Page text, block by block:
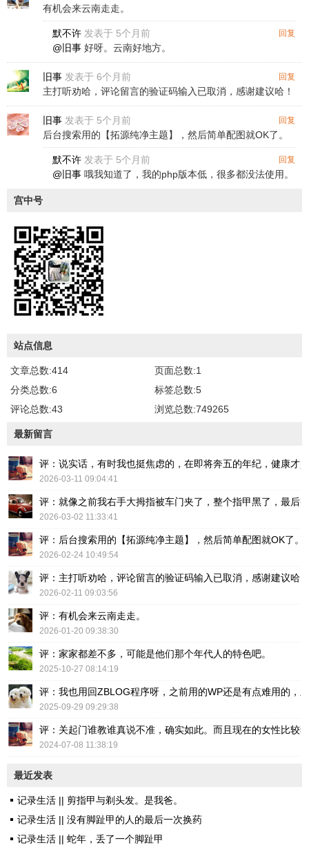
有机会来云南走走。
默不许 发表于 5个月前 回复
@旧事 好呀。云南好地方。
旧事 发表于 6个月前 回复
主打听劝哈，评论留言的验证码输入已取消，感谢建议哈！
旧事 发表于 5个月前 回复
后台搜索用的【拓源纯净主题】，然后简单配图就OK了。
默不许 发表于 5个月前 回复
@旧事 哦我知道了，我的php版本低，很多都没法使用。
宫中号
站点信息
文章总数:414
页面总数:1
分类总数:6
标签总数:5
评论总数:43
浏览总数:749265
最新留言
评：说实话，有时我也挺焦虑的，在即将奔五的年纪，健康才
2026-03-11 09:04:41
评：就像之前我右手大拇指被车门夹了，整个指甲黑了，最后
2026-03-02 11:33:41
评：后台搜索用的【拓源纯净主题】，然后简单配图就OK了。
2026-02-24 10:49:54
评：主打听劝哈，评论留言的验证码输入已取消，感谢建议哈！
2026-02-11 09:03:56
评：有机会来云南走走。
2026-01-20 09:38:30
评：家家都差不多，可能是他们那个年代人的特色吧。
2025-10-27 08:14:19
评：我也用回ZBLOG程序呀，之前用的WP还是有点难用的，
2025-09-29 09:29:38
评：关起门谁教谁真说不准，确实如此。而且现在的女性比较
2024-07-08 11:38:19
最近发表
记录生活 || 剪指甲与剃头发。是我爸。
记录生活 || 没有脚趾甲的人的最后一次换药
记录生活 || 蛇年，丢了一个脚趾甲